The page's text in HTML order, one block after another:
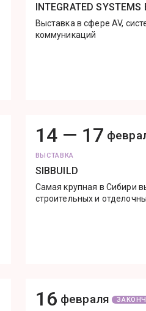
INTEGRATED SYSTEMS
Выставка в сфере AV,
коммуникаций
14 — 17
ВЫСТАВКА
SIBBUILD
Самая крупная в Сибири
строительных и
16 февраля